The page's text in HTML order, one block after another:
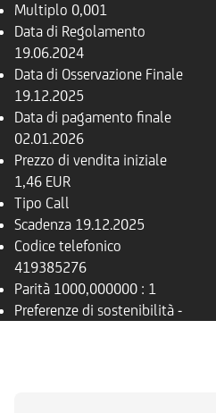
Multiplo 0,001
Data di Regolamento
19.06.2024
Data di Osservazione Finale
19.12.2025
Data di pagamento finale
02.01.2026
Prezzo di vendita iniziale
1,46 EUR
Tipo Call
Scadenza 19.12.2025
Codice telefonico
419385276
Parità 1000,000000 : 1
Preferenze di sostenibilità -